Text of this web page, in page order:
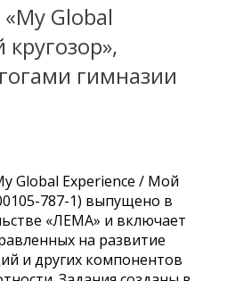
Global
гимназии
Global Experience / Мой
787-1) выпущено в
«ЛЕМА» и включает
на развитие
и других компонентов